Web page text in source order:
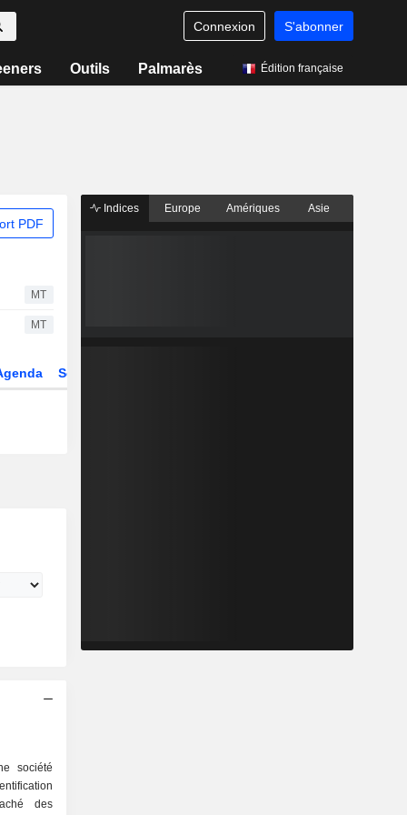
Connexion S'abonner
Outils Palmarès Édition française
PDF
MT
MT
Secteur
société
des
Indices Europe Amériques Asie